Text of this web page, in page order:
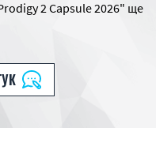
2 Capsule 2026" ще